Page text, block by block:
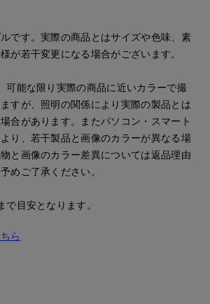
です。実際の商品とはサイズや色味、素
が若干変更になる場合がございます。
可能な限り実際の商品に近いカラーで撮
すが、照明の関係により実際の製品とは
合があります。またパソコン・スマート
り、若干製品と画像のカラーが異なる場
と画像のカラー差異については返品理由
めご了承ください。
目安となります。
ら